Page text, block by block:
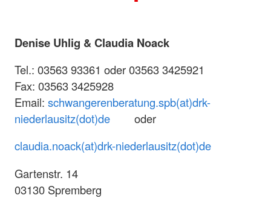
Denise Uhlig & Claudia Noack
Tel.: 03563 93361 oder 03563 3425921
Fax: 03563 3425928
Email: schwangerenberatung.spb(at)drk-
niederlausitz(dot)de oder
claudia.noack(at)drk-niederlausitz(dot)de
Gartenstr. 14
03130 Spremberg